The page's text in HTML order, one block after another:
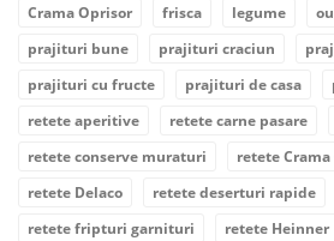
Crama Oprisor
frisca legume
prajituri bune
prajituri craciun
prajituri cu fructe
prajituri de casa
retete aperitive
retete carne pasare
retete conserve muraturi
retete
retete Delaco
retete deserturi rapide
retete fripturi garnituri
retete Heinner